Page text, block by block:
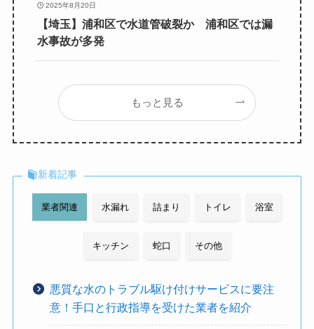
2025年8月20日
【埼玉】浦和区で水道管破裂か 浦和区では漏
水事故が多発
もっと見る
新着記事
業者関連 水漏れ 詰まり トイレ 浴室
キッチン 蛇口 その他
悪質な水のトラブル駆け付けサービスに要注
意！手口と行政指導を受けた業者を紹介